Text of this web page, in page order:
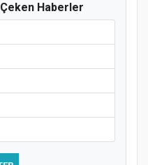
Yaz Kur’an Kursu
Haberler